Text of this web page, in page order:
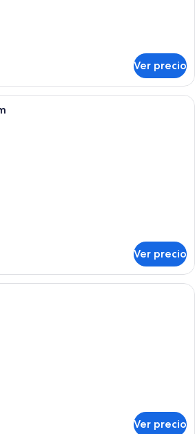
Ver precio
Habitación de hotel con cama, un
Ver precio
Una cama bien hecha con ropa
Ver precio